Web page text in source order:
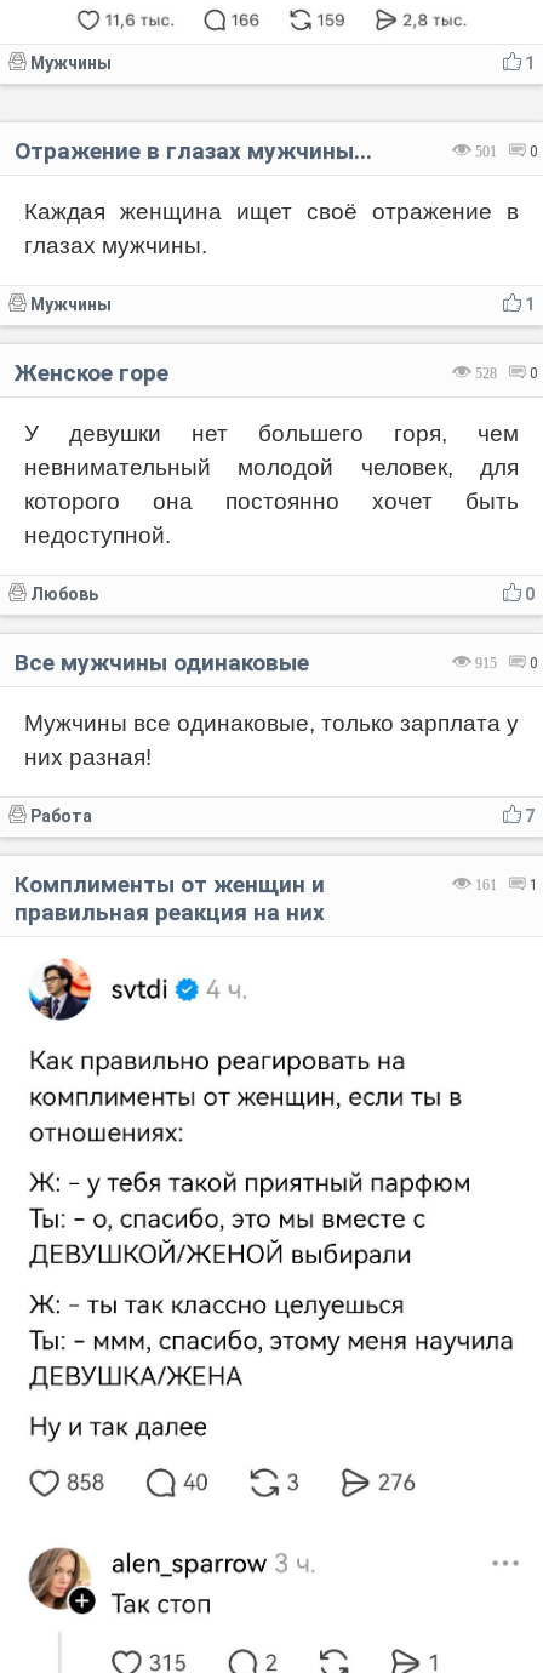
1
Мужчины
501 0
Отражение в глазах мужчины...
Каждая женщина ищет своё отражение в
глазах мужчины.
1
Мужчины
528 0
Женское горе
У девушки нет большего горя, чем
невнимательный молодой человек, для
которого она постоянно хочет быть
недоступной.
0
Любовь
915 0
Все мужчины одинаковые
Мужчины все одинаковые, только зарплата у
них разная!
7
Работа
161 1
Комплименты от женщин и
правильная реакция на них